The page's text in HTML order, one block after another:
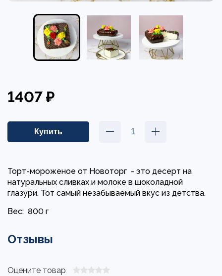
Торт-мороженое от Новоторг - это десерт на
натуральных сливках и молоке в шоколадной
глазури. Тот самый незабываемый вкус из детства.
Вес: 800 г
1407 ₽
Отзывы
Оцените товар